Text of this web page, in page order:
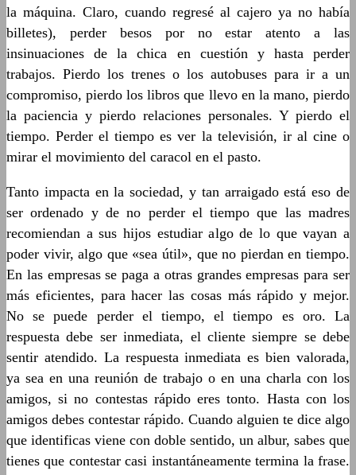
la máquina. Claro, cuando regresé al cajero ya no había
billetes), perder besos por no estar atento a las
insinuaciones de la chica en cuestión y hasta perder
trabajos. Pierdo los trenes o los autobuses para ir a un
compromiso, pierdo los libros que llevo en la mano, pierdo
la paciencia y pierdo relaciones personales. Y pierdo el
tiempo. Perder el tiempo es ver la televisión, ir al cine o
mirar el movimiento del caracol en el pasto.
Tanto impacta en la sociedad, y tan arraigado está eso de
ser ordenado y de no perder el tiempo que las madres
recomiendan a sus hijos estudiar algo de lo que vayan a
poder vivir, algo que «sea útil», que no pierdan en tiempo.
En las empresas se paga a otras grandes empresas para ser
más eficientes, para hacer las cosas más rápido y mejor.
No se puede perder el tiempo, el tiempo es oro. La
respuesta debe ser inmediata, el cliente siempre se debe
sentir atendido. La respuesta inmediata es bien valorada,
ya sea en una reunión de trabajo o en una charla con los
amigos, si no contestas rápido eres tonto. Hasta con los
amigos debes contestar rápido. Cuando alguien te dice algo
que identificas viene con doble sentido, un albur, sabes que
tienes que contestar casi instantáneamente termina la frase.